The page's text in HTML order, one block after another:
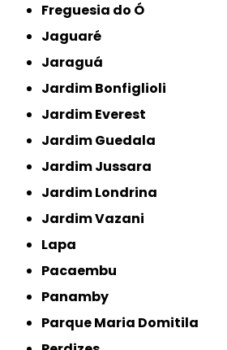
Freguesia do Ó
Jaguaré
Jaraguá
Jardim Bonfiglioli
Jardim Everest
Jardim Guedala
Jardim Jussara
Jardim Londrina
Jardim Vazani
Lapa
Pacaembu
Panamby
Parque Maria Domitila